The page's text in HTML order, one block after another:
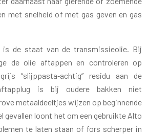
met snelheid of met gas geven en gas
is de staat van de transmissieolie. Bij
de olie aftappen en controleren op
“slijppasta‑achtig” residu aan de
is bij oudere bakken niet
metaaldeeltjes wijzen op beginnende
gevallen loont het om een gebruikte Alto
te laten staan of fors scherper in